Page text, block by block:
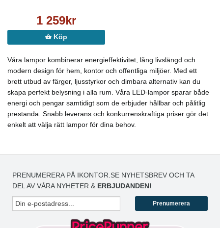
1 259kr
Köp
Våra lampor kombinerar energieffektivitet, lång livslängd och
modern design för hem, kontor och offentliga miljöer. Med ett
brett utbud av färger, ljusstyrkor och dimbara alternativ kan du
skapa perfekt belysning i alla rum. Våra LED-lampor sparar både
energi och pengar samtidigt som de erbjuder hållbar och pålitlig
prestanda. Snabb leverans och konkurrenskraftiga priser gör det
enkelt att välja rätt lampor för dina behov.
PRENUMERERA PÅ IKONTOR.SE NYHETSBREV OCH TA
DEL AV VÅRA NYHETER & ERBJUDANDEN!
Prenumerera